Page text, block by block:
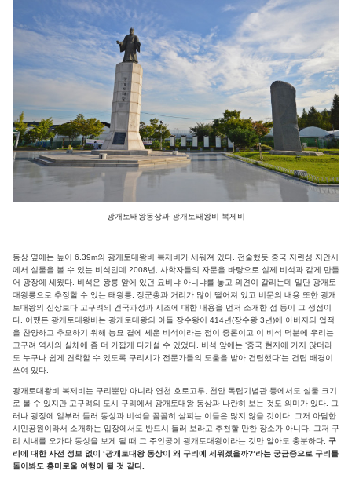
광개토태왕동상과 광개토태왕비 복제비
동상 옆에는 높이 6.39m의 광개토대왕비 복제비가 세워져 있다. 전술했듯 중국 지린성 지안시
에서 실물을 볼 수 있는 비석인데 2008년, 사학자들의 자문을 바탕으로 실제 비석과 같게 만들
어 광장에 세웠다. 비석은 왕릉 앞에 있던 묘비냐 아니냐를 놓고 의견이 갈리는데 일단 광개토
대왕릉으로 추정할 수 있는 태왕릉, 장군총과 거리가 많이 떨어져 있고 비문의 내용 또한 광개
토대왕의 신상보다 고구려의 건국과정과 시조에 대한 내용을 먼저 소개한 점 등이 그 쟁점이
다. 어쨌든 광개토대왕비는 광개토대왕의 아들 장수왕이 414년(장수왕 3년)에 아버지의 업적
을 찬양하고 추모하기 위해 능묘 곁에 세운 비석이라는 점이 중론이고 이 비석 덕분에 우리는
고구려 역사의 실체에 좀 더 가깝게 다가설 수 있었다. 비석 앞에는 ‘중국 현지에 가지 않더라
도 누구나 쉽게 견학할 수 있도록 구리시가 전문가들의 도움을 받아 건립했다’는 건립 배경이
쓰여 있다.
광개토대왕비 복제비는 구리뿐만 아니라 연천 호로고루, 천안 독립기념관 등에서도 실물 크기
로 볼 수 있지만 고구려의 도시 구리에서 광개토대왕 동상과 나란히 보는 것도 의미가 있다. 그
러나 광장에 일부러 들러 동상과 비석을 꼼꼼히 살피는 이들은 많지 않을 것이다. 그저 아담한
시민공원이라서 소개하는 입장에서도 반드시 들러 보라고 추천할 만한 장소가 아니다. 그저 구
리 시내를 오가다 동상을 보게 될 때 그 주인공이 광개토대왕이라는 것만 알아도 충분하다. 구
리에 대한 사전 정보 없이 ‘광개토대왕 동상이 왜 구리에 세워졌을까?’라는 궁금증으로 구리를
돌아봐도 흥미로울 여행이 될 것 같다.